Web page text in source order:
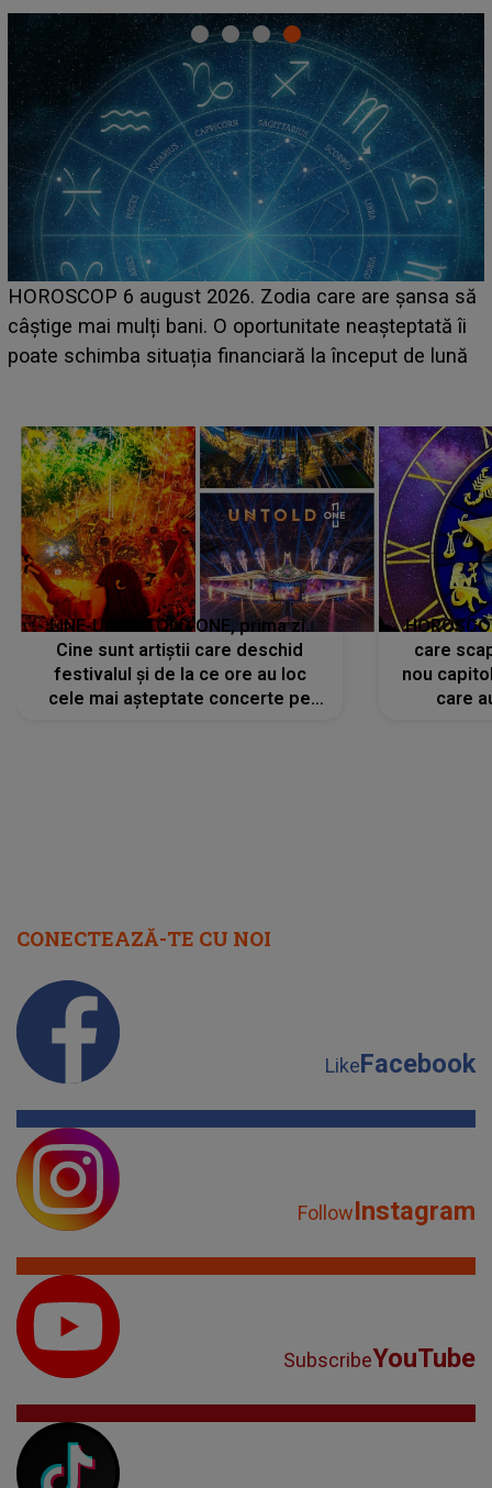
care are șansa să
neașteptată îi
la început de lună
LINE-UP UNTOLD ONE, ziua
scena principală a festivalului
suedeză a ajuns deja în
LINE-UP UNTOLD ONE, prima zi.
Cine sunt artiștii care deschid
festivalul și de la ce ore au loc
cele mai așteptate concerte pe
care
nou
care
CONECTEAZĂ-TE CU NOI
LikeFacebook
FollowInstagram
SubscribeYouTube